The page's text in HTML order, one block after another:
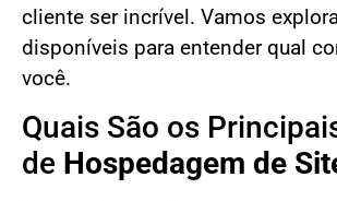
cliente ser incrível. Vamos
disponíveis para entender qual
você.
Quais São os
de Hospedagem de